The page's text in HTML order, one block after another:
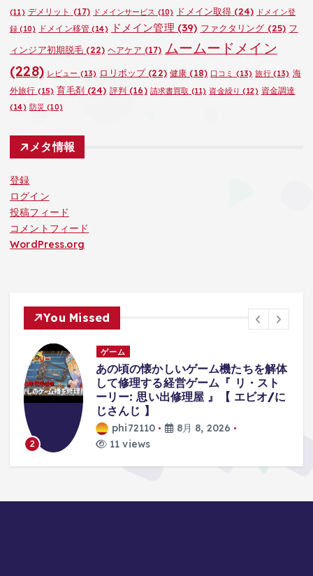
(11) デメリット (17) ドメインサービス (10) ドメイン取得 (24) ドメイン登
録 (10) ドメイン移管(14) ドメイン管理 (39) ファクタリング (25) フ
ィンジア初期脱毛 (22) ヘアケア (17) ムームードメイン
(228) レビュー (13) ロリポップ(22) 健康 (18) 口コミ (13) 旅行(13) 海
外旅行 (15) 育毛剤(24) 評判 (16) 請求書買取 (11) 資金繰り (12) 資金調達
(14) 防災 (10)
メタ情報
登録
ログイン
投稿フィード
コメントフィード
WordPress.org
You Missed
3
ゲーム
襲ってくる『オバケが可愛すぎて』集
中できないホラーゲーム。【八尺様が
いた夏休み | Hachishakusama】
phi72110
9 views